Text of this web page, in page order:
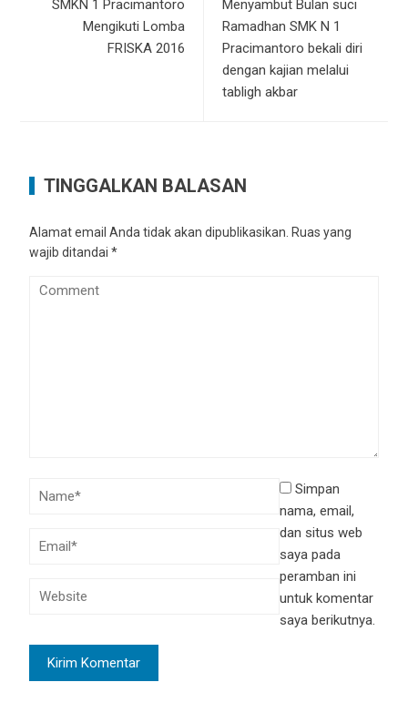
SMKN 1 Pracimantoro
Mengikuti Lomba
FRISKA 2016
Menyambut Bulan suci
Ramadhan SMK N 1
Pracimantoro bekali diri
dengan kajian melalui
tabligh akbar
TINGGALKAN BALASAN
Alamat email Anda tidak akan dipublikasikan. Ruas yang
wajib ditandai*
Simpan
nama, email,
dan situs web
saya pada
peramban ini
untuk komentar
saya berikutnya.